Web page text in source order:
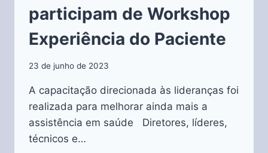
participam de Workshop
Experiência do Paciente
23 de junho de 2023
A capacitação direcionada às lideranças foi
realizada para melhorar ainda mais a
assistência em saúde Diretores, líderes,
técnicos e…